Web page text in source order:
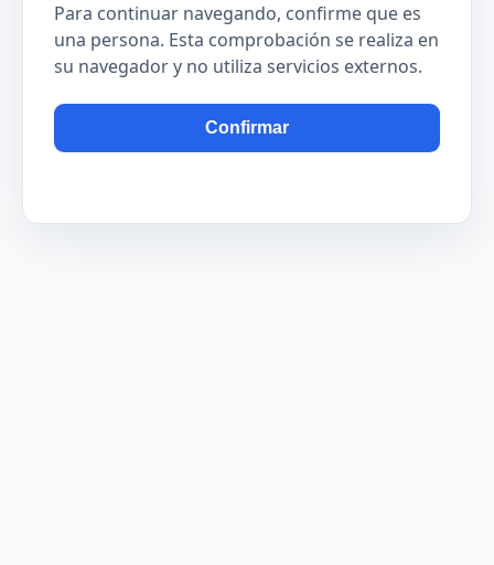
Para continuar navegando, confirme que es
una persona. Esta comprobación se realiza en
su navegador y no utiliza servicios externos.
Confirmar